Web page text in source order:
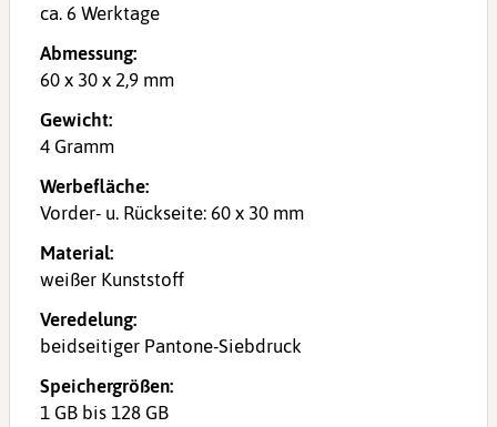
ca. 6 Werktage
Abmessung:
60 x 30 x 2,9 mm
Gewicht:
4 Gramm
Werbefläche:
Vorder- u. Rückseite: 60 x 30 mm
Material:
weißer Kunststoff
Veredelung:
beidseitiger Pantone-Siebdruck
Speichergrößen:
1 GB bis 128 GB